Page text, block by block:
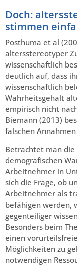
Doch:
stimmen
Posthuma et al
altersstereotyper
wissenschaftlich
deutlich auf, dass
wissenschaftlich
Wahrheitsgehalt
empirisch nicht
Biemann (2013)
falschen
Betrachtet man
demografischen
Arbeitnehmer in
sich die Frage, ob
Arbeitnehmer als
befähigen werden,
gegenteiliger
Besonders beim
einen
Möglichkeiten zu
notwendigen